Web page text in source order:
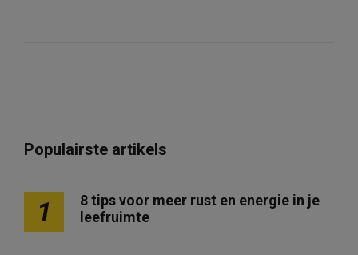
Populairste artikels
1
8 tips voor meer rust en energie in je
leefruimte